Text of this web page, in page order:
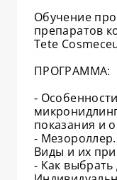
Обучение
препаратов
Теte
ПРОГРАММА:
⁃
показания и
⁃
Виды и их
⁃ Как